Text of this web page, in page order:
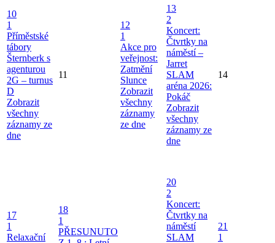
10
1
Příměstské
tábory
Šternberk s
agenturou
2G – turnus
D
Zobrazit
všechny
záznamy ze
dne
11
12
1
Akce pro
veřejnost:
Zatmění
Slunce
Zobrazit
všechny
záznamy
ze dne
13
2
Koncert:
Čtvrtky na
náměstí –
Jarret
SLAM
aréna 2026:
Pokáč
Zobrazit
všechny
záznamy ze
dne
14
17
1
Relaxační
18
1
PŘESUNUTO
20
2
Koncert:
Čtvrtky na
náměstí
SLAM
21
1